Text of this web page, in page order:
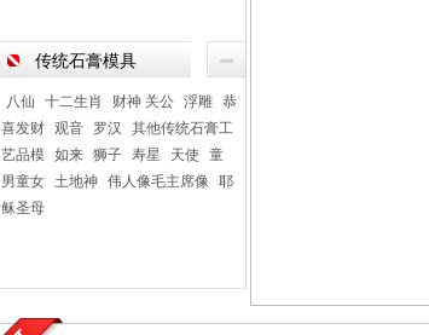
传统石膏模具
八仙 十二生肖 财神 关公 浮雕
恭
喜发财
观音 罗汉
其他传统石膏工
艺品模
如来 狮子 寿星 天使
童
男童女
土地神 伟人像毛主席像
耶
稣圣母